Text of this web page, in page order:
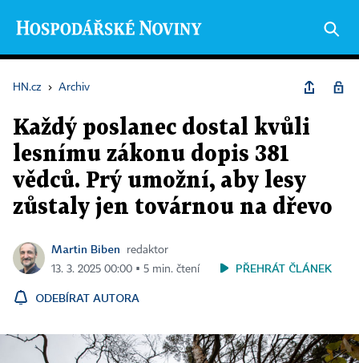
HN.cz › Archiv
Každý poslanec dostal kvůli
lesnímu zákonu dopis 381
vědců. Prý umožní, aby lesy
zůstaly jen továrnou na dřevo
Martin Biben
redaktor
13. 3. 2025 00:00 ▪ 5 min. čtení
PŘEHRÁT ČLÁNEK
ODEBÍRAT AUTORA